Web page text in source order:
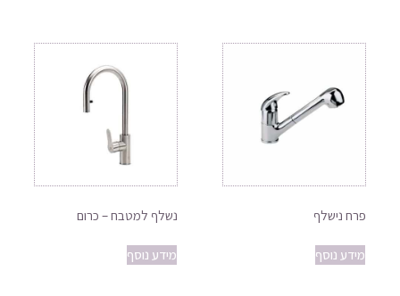
פרח נישלף
מידע נוסף
נשלף למטבח – כרום
מידע נוסף